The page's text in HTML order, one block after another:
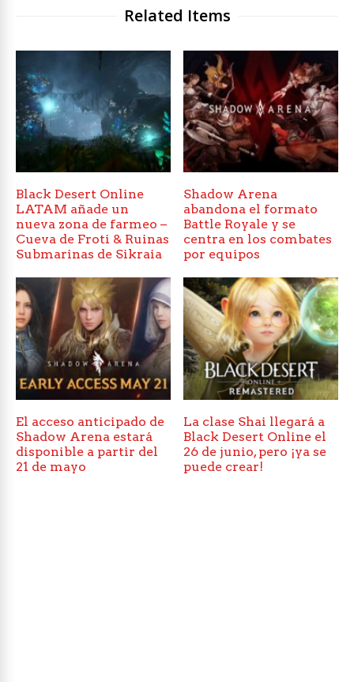
Related Items
Black Desert Online
LATAM añade un
nueva zona de farmeo –
Cueva de Froti & Ruinas
Submarinas de Sikraia
Shadow Arena
abandona el formato
Battle Royale y se
centra en los combates
por equipos
El acceso anticipado de
Shadow Arena estará
disponible a partir del
21 de mayo
La clase Shai llegará a
Black Desert Online el
26 de junio, pero ¡ya se
puede crear!